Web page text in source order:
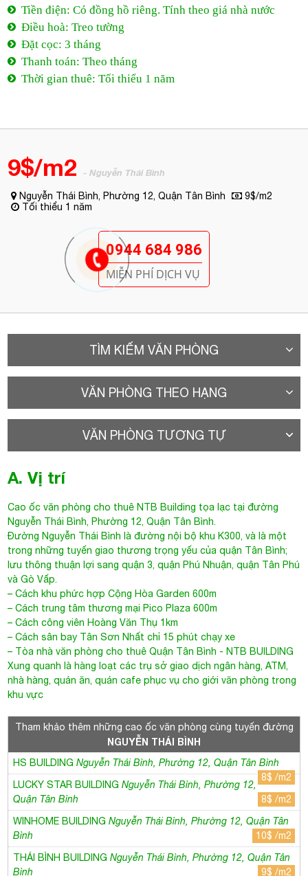
Tiền điện: Có đồng hồ riêng. Tính theo giá nhà nước
Điều hoà: Treo tường
Đặt cọc: 3 tháng
Thanh toán: Theo tháng
Thời gian thuê: Tối thiểu 1 năm
9$/m2 - Nguyễn Thái Bình
Nguyễn Thái Bình, Phường 12, Quận Tân Bình
9$/m2
Tối thiểu 1 năm
0944 684 986
MIỄN PHÍ DỊCH VỤ
TÌM KIẾM VĂN PHÒNG
VĂN PHÒNG THEO HẠNG
VĂN PHÒNG TƯƠNG TỰ
A. Vị trí
Cao ốc văn phòng cho thuê NTB Building tọa lạc tại đường
Nguyễn Thái Bình, Phường 12, Quận Tân Bình.
Đường Nguyễn Thái Bình là đường nội bộ khu K300, và là một
trong những tuyến giao thương trọng yếu của quận Tân Bình;
lưu thông thuận lợi sang quận 3, quận Phú Nhuận, quận Tân Phú
và Gò Vấp.
– Cách khu phức hợp Cộng Hòa Garden 600m
– Cách trung tâm thương mại Pico Plaza 600m
– Cách công viên Hoàng Văn Thụ 1km
– Cách sân bay Tân Sơn Nhất chỉ 15 phút chạy xe
– Tòa nhà văn phòng cho thuê Quận Tân Bình - NTB BUILDING
Xung quanh là hàng loạt các trụ sở giao dịch ngân hàng, ATM,
nhà hàng, quán ăn, quán cafe phục vụ cho giới văn phòng trong
khu vực
Tham khảo thêm những cao ốc văn phòng cùng tuyến đường
NGUYỄN THÁI BÌNH
HS BUILDINGNguyễn Thái Bình, Phường 12, Quận Tân Bình
8$ /m2
LUCKY STAR BUILDINGNguyễn Thái Bình, Phường 12,
Quận Tân Bình
8$ /m2
WINHOME BUILDINGNguyễn Thái Bình, Phường 12, Quận Tân
Bình
10$ /m2
THÁI BÌNH BUILDINGNguyễn Thái Bình, Phường 12, Quận Tân
Bình
9$ /m2